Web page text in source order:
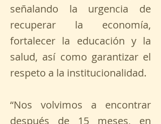
señalando la urgencia de
recuperar la economía,
fortalecer la educación y la
salud, así como garantizar el
respeto a la institucionalidad.
“Nos volvimos a encontrar
después de 15 meses, en